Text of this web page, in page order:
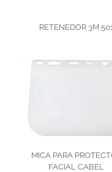
RETENEDOR 3M 501
MICA PARA
FACIAL CABEL